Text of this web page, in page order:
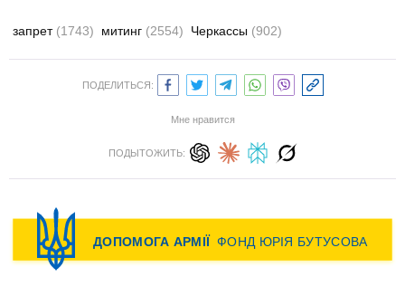
запрет (1743) митинг (2554) Черкассы (902)
ПОДЕЛИТЬСЯ:
Мне нравится
ПОДЫТОЖИТЬ: